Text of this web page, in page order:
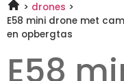
drones
E58 mini drone met
en opbergtas
E58